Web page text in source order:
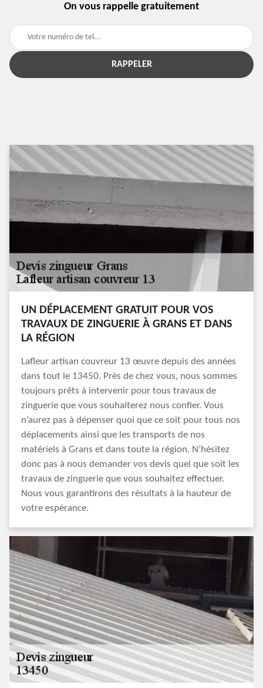
On vous rappelle gratuitement
UN DÉPLACEMENT GRATUIT POUR VOS
TRAVAUX DE ZINGUERIE À GRANS ET DANS
LA RÉGION
Lafleur artisan couvreur 13 œuvre depuis des années
dans tout le 13450. Près de chez vous, nous sommes
toujours prêts à intervenir pour tous travaux de
zinguerie que vous souhaiterez nous confier. Vous
n’aurez pas à dépenser quoi que ce soit pour tous nos
déplacements ainsi que les transports de nos
matériels à Grans et dans toute la région. N’hésitez
donc pas à nous demander vos devis quel que soit les
travaux de zinguerie que vous souhaitez effectuer.
Nous vous garantirons des résultats à la hauteur de
votre espérance.